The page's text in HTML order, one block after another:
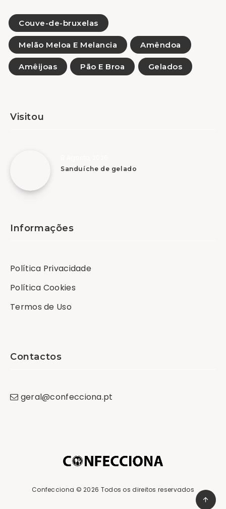
Couve-de-bruxelas
Melão Meloa E Melancia Amêndoa
Amêijoas Pão E Broa Gelados
Visitou
Sanduíche de gelado
Informações
Política Privacidade
Política Cookies
Termos de Uso
Contactos
geral@confecciona.pt
Confecciona © 2026 Todos os direitos reservados